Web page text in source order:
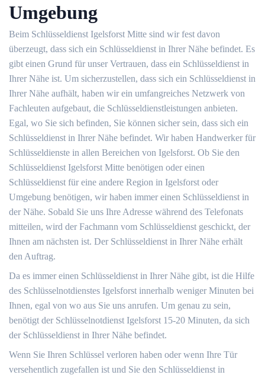
Umgebung
Beim Schlüsseldienst Igelsforst Mitte sind wir fest davon
überzeugt, dass sich ein Schlüsseldienst in Ihrer Nähe befindet. Es
gibt einen Grund für unser Vertrauen, dass ein Schlüsseldienst in
Ihrer Nähe ist. Um sicherzustellen, dass sich ein Schlüsseldienst in
Ihrer Nähe aufhält, haben wir ein umfangreiches Netzwerk von
Fachleuten aufgebaut, die Schlüsseldienstleistungen anbieten.
Egal, wo Sie sich befinden, Sie können sicher sein, dass sich ein
Schlüsseldienst in Ihrer Nähe befindet. Wir haben Handwerker für
Schlüsseldienste in allen Bereichen von Igelsforst. Ob Sie den
Schlüsseldienst Igelsforst Mitte benötigen oder einen
Schlüsseldienst für eine andere Region in Igelsforst oder
Umgebung benötigen, wir haben immer einen Schlüsseldienst in
der Nähe. Sobald Sie uns Ihre Adresse während des Telefonats
mitteilen, wird der Fachmann vom Schlüsseldienst geschickt, der
Ihnen am nächsten ist. Der Schlüsseldienst in Ihrer Nähe erhält
den Auftrag.
Da es immer einen Schlüsseldienst in Ihrer Nähe gibt, ist die Hilfe
des Schlüsselnotdienstes Igelsforst innerhalb weniger Minuten bei
Ihnen, egal von wo aus Sie uns anrufen. Um genau zu sein,
benötigt der Schlüsselnotdienst Igelsforst 15-20 Minuten, da sich
der Schlüsseldienst in Ihrer Nähe befindet.
Wenn Sie Ihren Schlüssel verloren haben oder wenn Ihre Tür
versehentlich zugefallen ist und Sie den Schlüsseldienst in